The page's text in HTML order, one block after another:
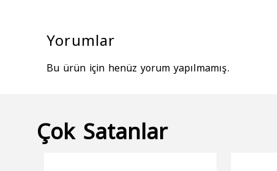
Yorumlar
Bu ürün için henüz yorum yapılmamış.
Çok Satanlar